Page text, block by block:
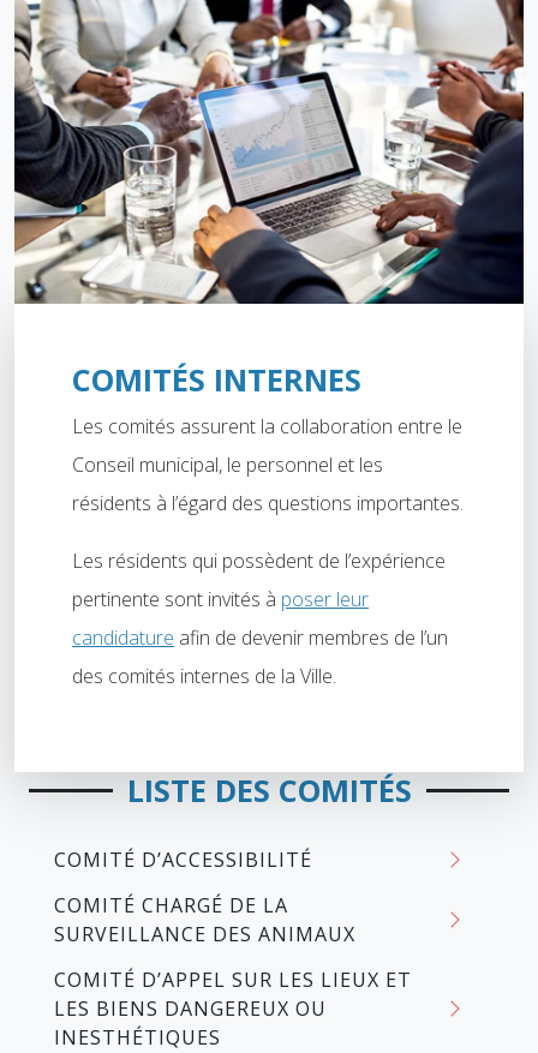
COMITÉS INTERNES
Les comités assurent la collaboration entre le
Conseil municipal, le personnel et les
résidents à l’égard des questions importantes.
Les résidents qui possèdent de l’expérience
pertinente sont invités à poser leur
candidature afin de devenir membres de l’un
des comités internes de la Ville.
LISTE DES COMITÉS
COMITÉ D’ACCESSIBILITÉ
COMITÉ CHARGÉ DE LA
SURVEILLANCE DES ANIMAUX
COMITÉ D’APPEL SUR LES LIEUX ET
LES BIENS DANGEREUX OU
INESTHÉTIQUES